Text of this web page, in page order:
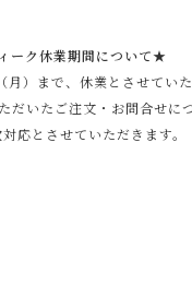
ーク休業期間について★
月）まで、休業とさせていた
だいたご注文・お問合せに
応とさせていただきます。